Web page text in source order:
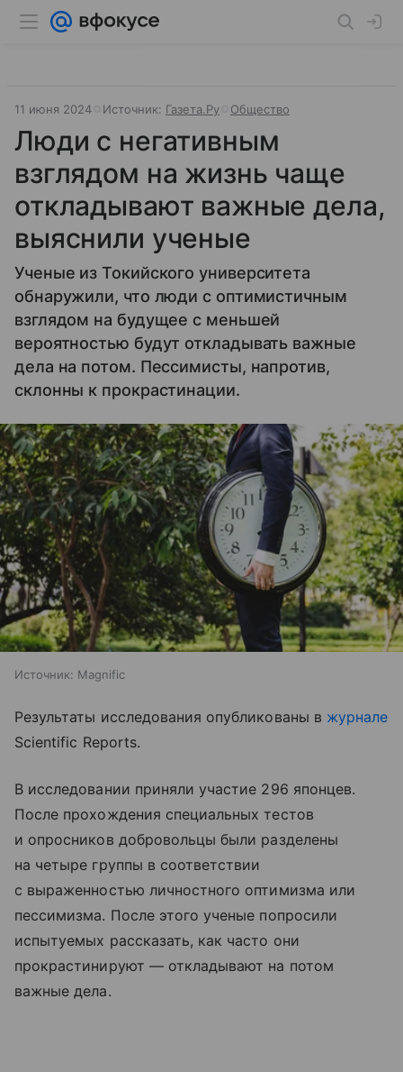
11 июня 2024 Источник: Газета.Ру Общество
Люди с негативным
взглядом на жизнь чаще
откладывают важные дела,
выяснили ученые
Ученые из Токийского университета
обнаружили, что люди с оптимистичным
взглядом на будущее с меньшей
вероятностью будут откладывать важные
дела на потом. Пессимисты, напротив,
склонны к прокрастинации.
Источник: Magnific
Результаты исследования опубликованы в журнале
Scientific Reports.
В исследовании приняли участие 296 японцев.
После прохождения специальных тестов
и опросников добровольцы были разделены
на четыре группы в соответствии
с выраженностью личностного оптимизма или
пессимизма. После этого ученые попросили
испытуемых рассказать, как часто они
прокрастинируют — откладывают на потом
важные дела.